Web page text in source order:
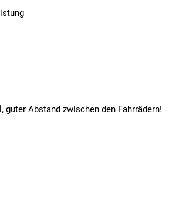
Abstand zwischen den Fahrrädern!